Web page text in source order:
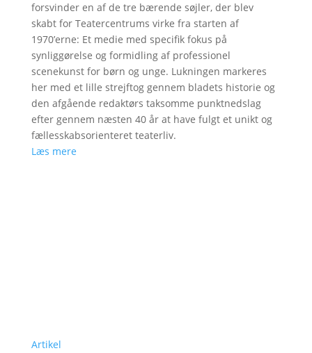
forsvinder en af de tre bærende søjler, der blev
skabt for Teatercentrums virke fra starten af
1970’erne: Et medie med specifik fokus på
synliggørelse og formidling af professionel
scenekunst for børn og unge. Lukningen markeres
her med et lille strejftog gennem bladets historie og
den afgående redaktørs taksomme punktnedslag
efter gennem næsten 40 år at have fulgt et unikt og
fællesskabsorienteret teaterliv.
Læs mere
Artikel